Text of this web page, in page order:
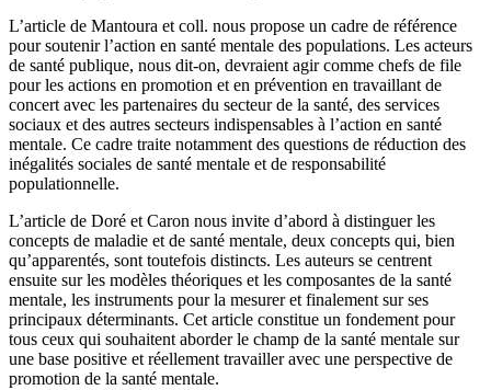
L’article de Mantoura et coll. nous propose un cadre de référence
pour soutenir l’action en santé mentale des populations. Les acteurs
de santé publique, nous dit-on, devraient agir comme chefs de file
pour les actions en promotion et en prévention en travaillant de
concert avec les partenaires du secteur de la santé, des services
sociaux et des autres secteurs indispensables à l’action en santé
mentale. Ce cadre traite notamment des questions de réduction des
inégalités sociales de santé mentale et de responsabilité
populationnelle.
L’article de Doré et Caron nous invite d’abord à distinguer les
concepts de maladie et de santé mentale, deux concepts qui, bien
qu’apparentés, sont toutefois distincts. Les auteurs se centrent
ensuite sur les modèles théoriques et les composantes de la santé
mentale, les instruments pour la mesurer et finalement sur ses
principaux déterminants. Cet article constitue un fondement pour
tous ceux qui souhaitent aborder le champ de la santé mentale sur
une base positive et réellement travailler avec une perspective de
promotion de la santé mentale.